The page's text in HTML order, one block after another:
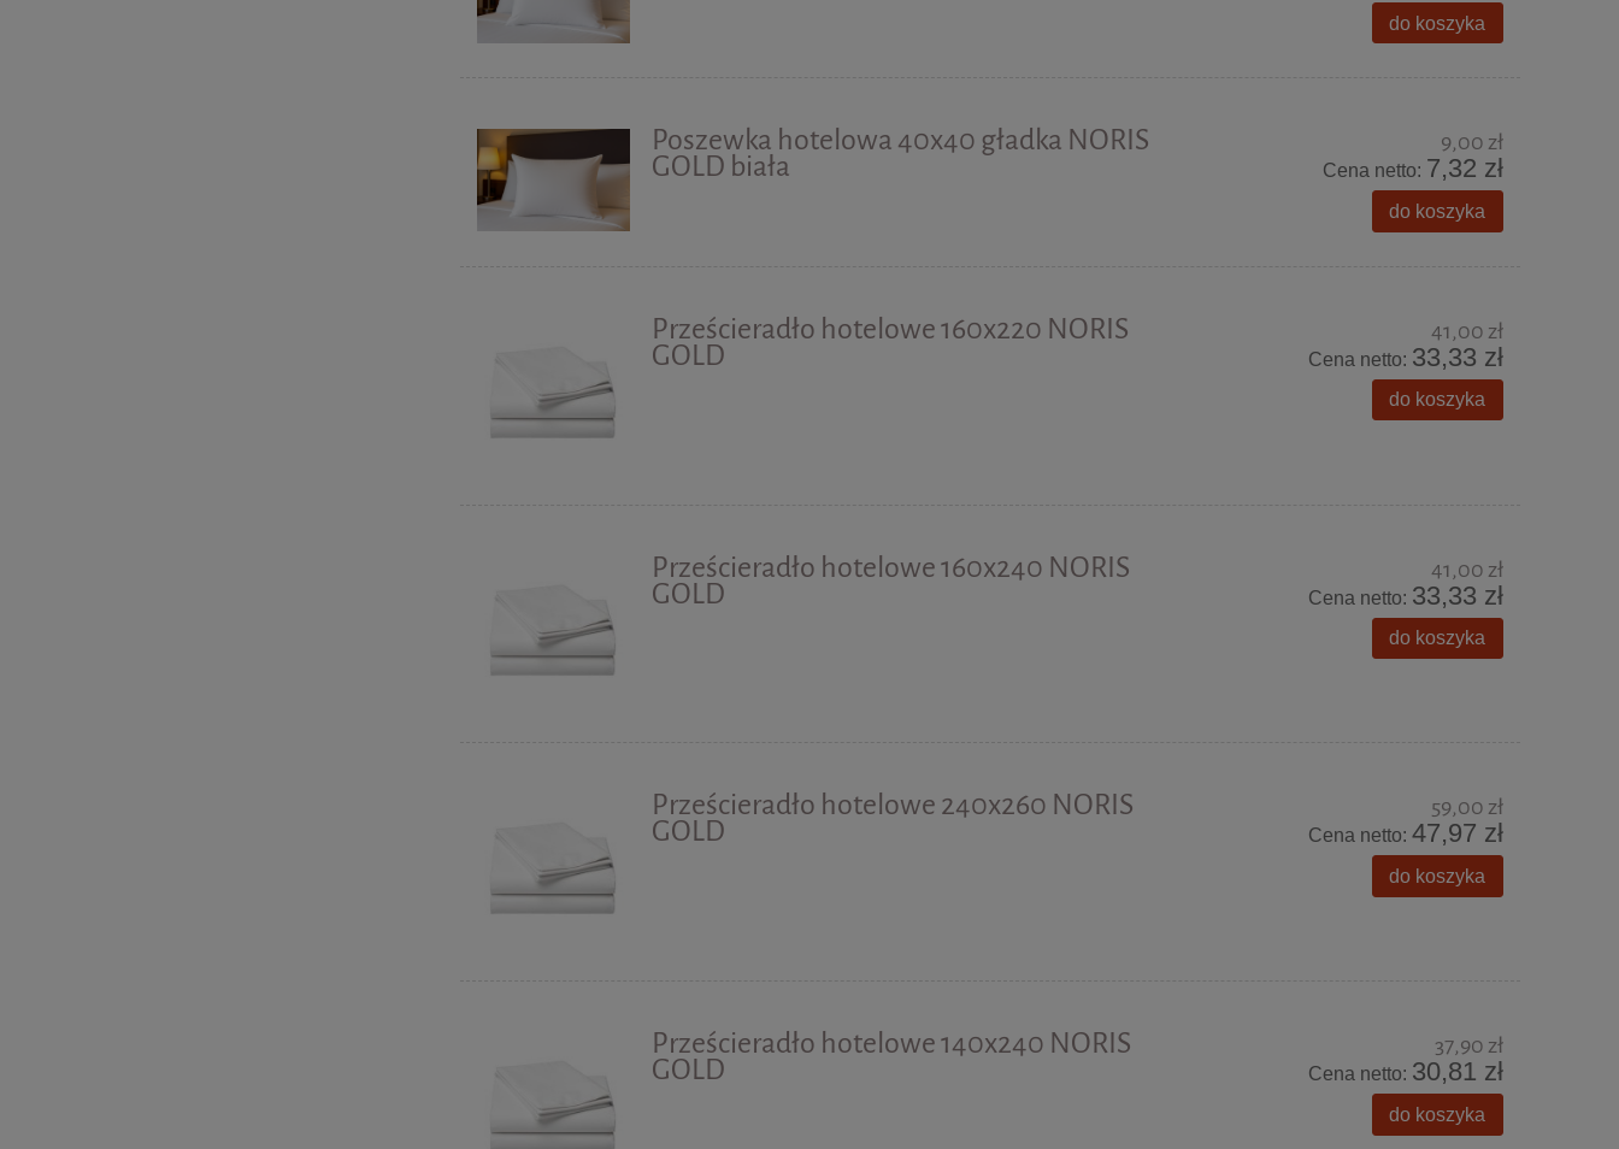
do koszyka
Poszewka hotelowa 40x40 gładka NORIS
GOLD biała
9,00 zł
Cena netto: 7,32 zł
do koszyka
Prześcieradło hotelowe 160x220 NORIS
GOLD
41,00 zł
Cena netto: 33,33 zł
do koszyka
Prześcieradło hotelowe 160x240 NORIS
GOLD
41,00 zł
Cena netto: 33,33 zł
do koszyka
Prześcieradło hotelowe 240x260 NORIS
GOLD
59,00 zł
Cena netto: 47,97 zł
do koszyka
Prześcieradło hotelowe 140x240 NORIS
GOLD
37,90 zł
Cena netto: 30,81 zł
do koszyka